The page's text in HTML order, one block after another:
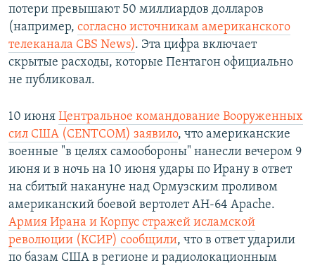
потери превышают 50 миллиардов долларов
(например, согласно источникам американского
телеканала CBS News). Эта цифра включает
скрытые расходы, которые Пентагон официально
не публиковал.
10 июня Центральное командование Вооруженных
сил США (CENTCOM) заявило, что американские
военные "в целях самообороны" нанесли вечером 9
июня и в ночь на 10 июня удары по Ирану в ответ
на сбитый накануне над Ормузским проливом
американский боевой вертолет AH-64 Apache.
Армия Ирана и Корпус стражей исламской
революции (КСИР) сообщили, что в ответ ударили
по базам США в регионе и радиолокационным